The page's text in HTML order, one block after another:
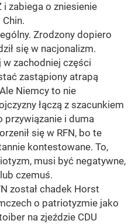
i zabiega o zniesienie
Zrodzony dopiero
się w nacjonalizm.
zachodniej części
zastąpiony atrapą
Niemcy to nie
łączą z szacunkiem
i duma
się w RFN, bo te
kontestowane. To,
musi być negatywne,
czemuś.
został chadek Horst
o patriotyzmie jako
na zjeździe CDU